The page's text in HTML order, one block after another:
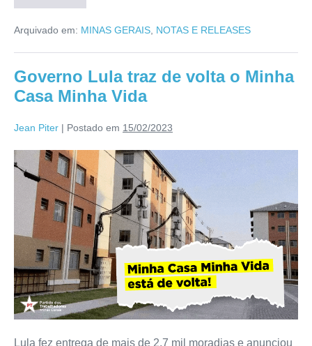
Arquivado em: MINAS GERAIS, NOTAS E RELEASES
Governo Lula traz de volta o Minha
Casa Minha Vida
Jean Piter | Postado em 15/02/2023
Lula fez entrega de mais de 2.7 mil moradias e anunciou